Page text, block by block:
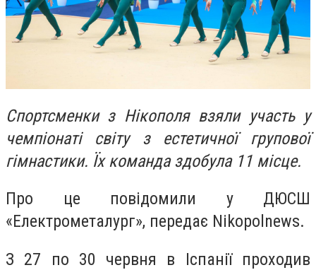
Спортсменки з Нікополя взяли участь у
чемпіонаті світу з естетичної групової
гімнастики. Їх команда здобула 11 місце.
Про це повідомили у ДЮСШ
«Електрометалург», передає Nikopolnews.
З 27 по 30 червня в Іспанії проходив